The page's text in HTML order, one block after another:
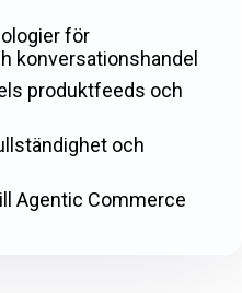
för
konversationshandel
produktfeeds och
och
Agentic Commerce